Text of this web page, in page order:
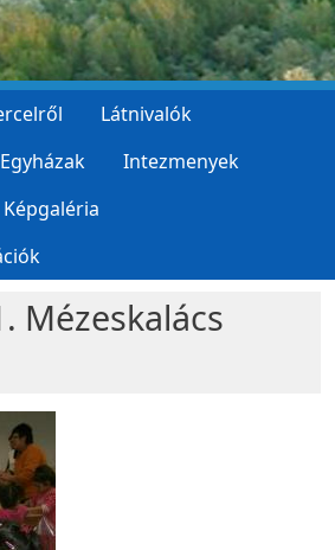
Látnivalók
Egyházak
Intezmenyek
Képgaléria
Mézeskalács